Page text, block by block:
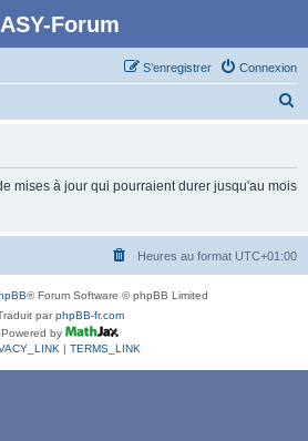
ASY-Forum
Connexion
S’enregistrer
c
mises à jour qui pourraient durer jusqu'au mois
Heures au format UTC+01:00
® Forum Software © phpBB Limited
parphpBB-fr.com
Powered by
| TERMS_LINK